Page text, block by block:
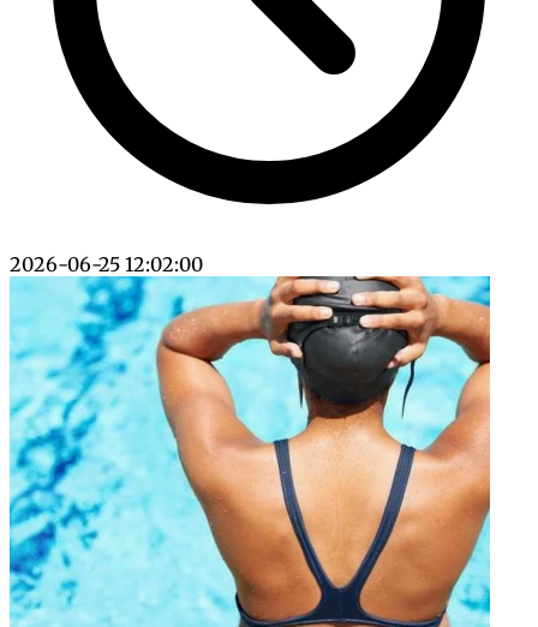
2026-06-25 12:02:00